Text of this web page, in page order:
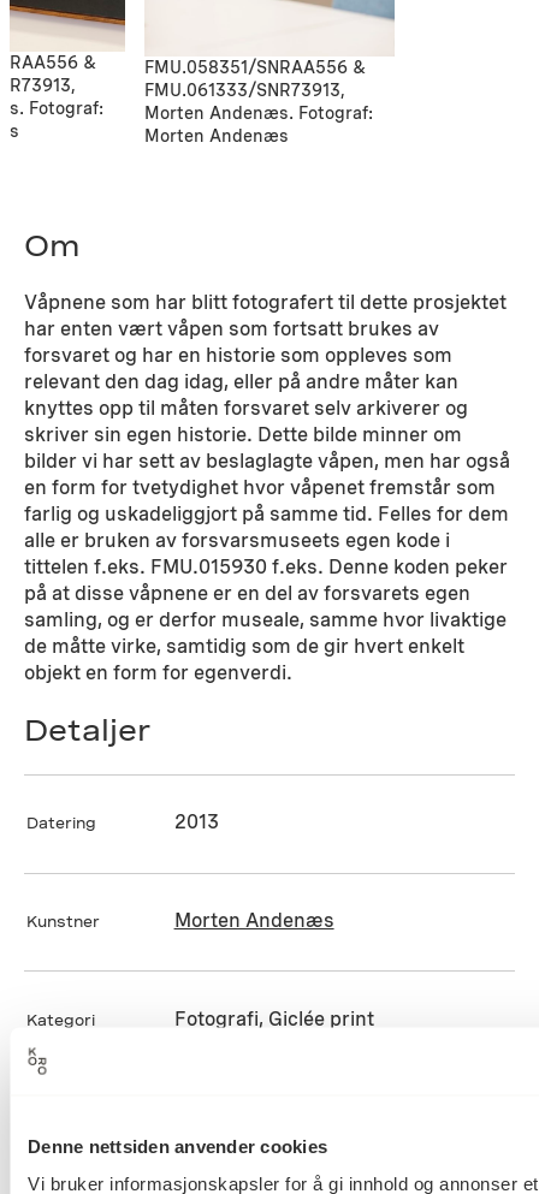
Denne nettsiden anvender cookies
Vi bruker informasjonskapsler for å gi innhold og annonser
&
Fotograf:
FMU.058351/SNRAA556 &
FMU.061333/SNR73913,
Morten Andenæs. Fotograf:
Morten Andenæs
Om
Våpnene som har blitt fotografert til dette prosjektet
har enten vært våpen som fortsatt brukes av
forsvaret og har en historie som oppleves som
relevant den dag idag, eller på andre måter kan
knyttes opp til måten forsvaret selv arkiverer og
skriver sin egen historie. Dette bilde minner om
bilder vi har sett av beslaglagte våpen, men har også
en form for tvetydighet hvor våpenet fremstår som
farlig og uskadeliggjort på samme tid. Felles for dem
alle er bruken av forsvarsmuseets egen kode i
tittelen f.eks. FMU.015930 f.eks. Denne koden peker
på at disse våpnene er en del av forsvarets egen
samling, og er derfor museale, samme hvor livaktige
de måtte virke, samtidig som de gir hvert enkelt
objekt en form for egenverdi.
Detaljer
Datering 2013
Kunstner Morten Andenæs
Kategori Fotografi, Giclée print
materiale